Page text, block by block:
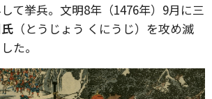
て挙兵。文明8年（1476年）9月に三
（とうじょう くにうじ）を攻め滅
た。